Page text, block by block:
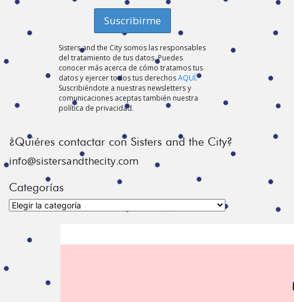
Sisters and the City somos las responsables
del tratamiento de tus datos. Puedes
conocer más acerca de cómo tratamos tus
datos y ejercer todos tus derechosAQUÍ.
Suscribiéndote a nuestras newsletters y
comunicaciones aceptas también nuestra
política de privacidad.
¿Quiéres contactar con Sisters and the City?
info@sistersandthecity.com
Categorías
Categorías